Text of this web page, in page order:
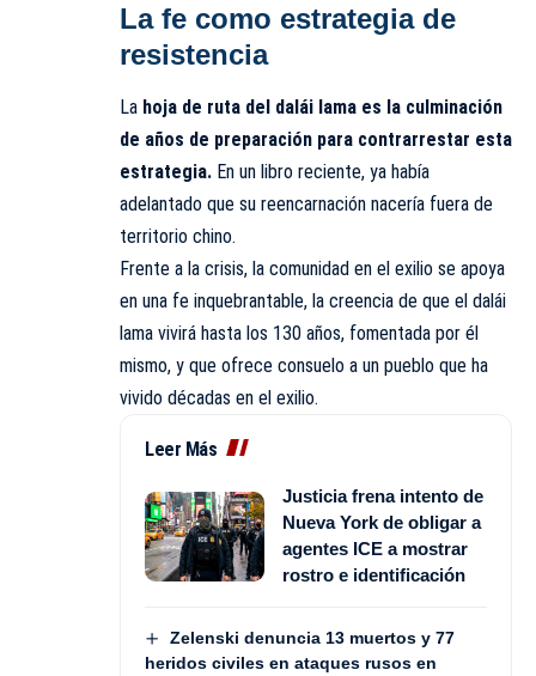
La fe como estrategia de
resistencia
La hoja de ruta del dalái lama es la culminación
de años de preparación para contrarrestar esta
estrategia. En un libro reciente, ya había
adelantado que su reencarnación nacería fuera de
territorio chino.
Frente a la crisis, la comunidad en el exilio se apoya
en una fe inquebrantable, la creencia de que el dalái
lama vivirá hasta los 130 años, fomentada por él
mismo, y que ofrece consuelo a un pueblo que ha
vivido décadas en el exilio.
Leer Más
Justicia frena intento de
Nueva York de obligar a
agentes ICE a mostrar
rostro e identificación
Zelenski denuncia 13 muertos y 77
heridos civiles en ataques rusos en